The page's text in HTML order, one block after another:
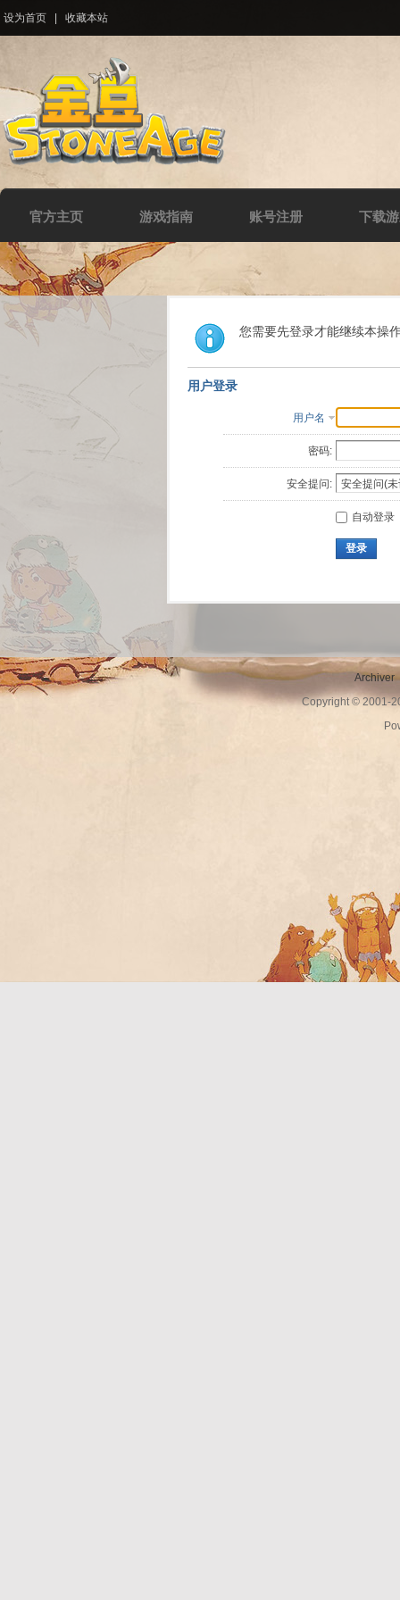
设为首页 收藏本站
官方主页 游戏指南 账号注册 下载
您需要先登录才能继续本操
用户登录
用户名
密码:
安全提问:
自动登录
登录
Archiver
Copyright © 2001-